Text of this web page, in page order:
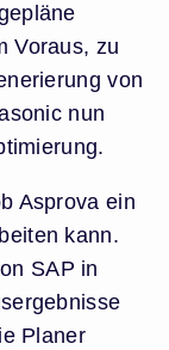
Voraus, zu
von
nun
Asprova ein
kann.
SAP in
Planer